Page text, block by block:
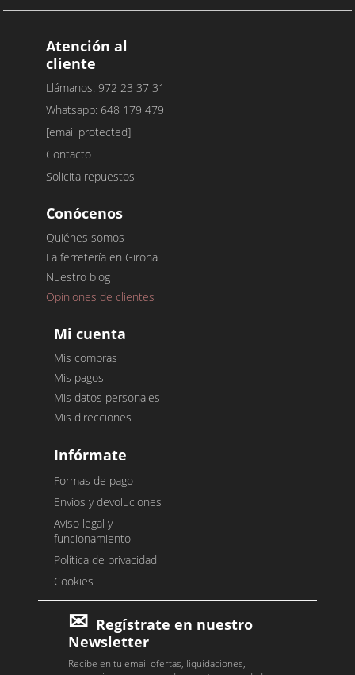
Atención al
cliente
Llámanos: 972 23 37 31
Whatsapp: 648 179 479
[email protected]
Contacto
Solicita repuestos
Conócenos
Quiénes somos
La ferretería en Girona
Nuestro blog
Opiniones de clientes
Mi cuenta
Mis compras
Mis pagos
Mis datos personales
Mis direcciones
Infórmate
Formas de pago
Envíos y devoluciones
Aviso legal y
funcionamiento
Política de privacidad
Cookies
Regístrate en nuestro
Newsletter
Recibe en tu email ofertas, liquidaciones,